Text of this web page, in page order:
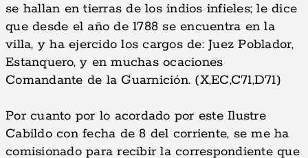
se hallan en tierras de los indios infieles; le dice
que desde el año de 1788 se encuentra en la
villa, y ha ejercido los cargos de: Juez Poblador,
Estanquero, y en muchas ocaciones
Comandante de la Guarnición. (X,EC,C71,D71)
Por cuanto por lo acordado por este Ilustre
Cabildo con fecha de 8 del corriente, se me ha
comisionado para recibir la correspondiente que